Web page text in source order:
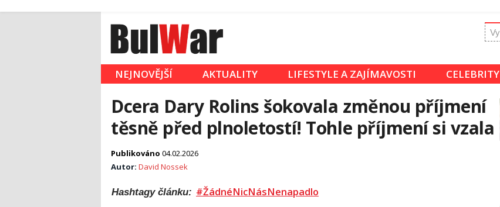
NEJNOVĚJŠÍ AKTUALITY LIFESTYLE A ZAJÍMAVOSTI CELEBRITY
Dcera Dary Rolins šokovala změnou příjmení
těsně před plnoletostí! Tohle příjmení si vzala
Publikováno 04.02.2026
Autor: David Nossek
Hashtagy článku: #ŽádnéNicNásNenapadlo